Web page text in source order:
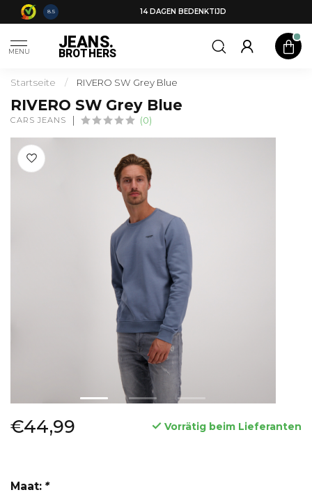
8.5 14 DAGEN BEDENKTIJD
MENU JEANS.
BROTHERS
Startseite / RIVERO SW Grey Blue
RIVERO SW Grey Blue
CARS JEANS (0)
€44,99 Vorrätig beim Lieferanten
Maat: *